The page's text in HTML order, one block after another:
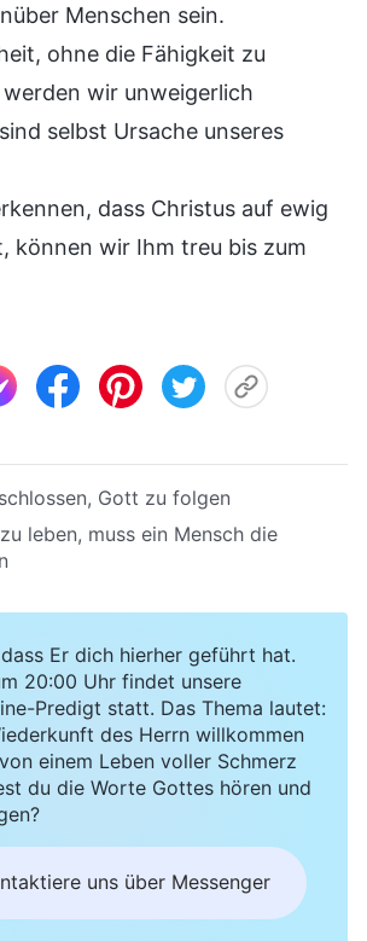
Menschen sein.
ohne die Fähigkeit zu
wir unweigerlich
selbst Ursache unseres
dass Christus auf ewig
können wir Ihm treu bis zum
Gott zu folgen
leben, muss ein Mensch die
Er dich hierher geführt hat.
20:00 Uhr findet unsere
Predigt statt. Das Thema lautet:
des Herrn willkommen
einem Leben voller Schmerz
du die Worte Gottes hören und
uns über Messenger